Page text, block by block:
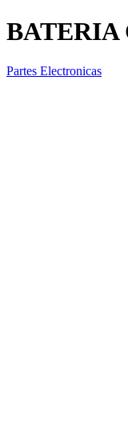
BATERIA
Partes Electronicas